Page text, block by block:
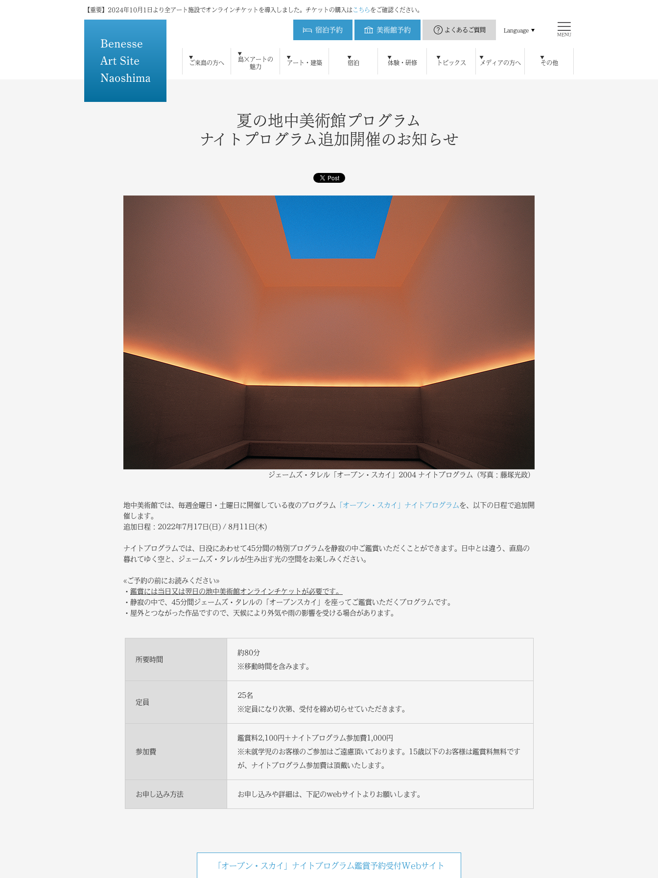
【重要】2024年10月1日より全アート施設でオンラインチケットを導入しました。チケットの購入は こちらをご確認ください。
宿泊予約 美術館予約 よくあるご質問 Language
MENU
ご来島の方へ
ご来島の方へ 初めてご来島の方へ
島×アートの
魅力
島×アートの魅力 ベネッセアートサイト直島とは
アート・建築
アート・建築 アート・建築をみる
宿泊
宿泊
ベネッセハウス
体験・研修
体験・研修 研修・教育プログラム 直島コメづくりプロジェクト
トピックス
トピックス ブログ 直島新美術館特設サイト ベネッセハウス オンラインショップ
メディアの方へ
メディアの方へ メディアの方へ プレスリリース プレスキット
その他
その他 よくある質問 お問い合わせ 採用情報
夏の地中美術館プログラム
ナイトプログラム追加開催のお知らせ
ジェームズ・タレル「オープン・スカイ」2004 ナイトプログラム（写真：藤塚光政）
地中美術館では、毎週金曜日・土曜日に開催している夜のプログラム 「オープン・スカイ」ナイトプログラムを、以下の日程で追加開
催します。
追加日程：2022年7月17日(日) / 8月11日(木)
ナイトプログラムでは、日没にあわせて45分間の特別プログラムを静寂の中ご鑑賞いただくことができます。日中とは違う、直島の
暮れてゆく空と、ジェームズ・タレルが生み出す光の空間をお楽しみください。
«ご予約の前にお読みください»
・ 鑑賞には当日又は翌日の地中美術館オンラインチケットが必要です。
・静寂の中で、45分間ジェームズ・タレルの「オープンスカイ」を座ってご鑑賞いただくプログラムです。
・屋外とつながった作品ですので、天候により外気や雨の影響を受ける場合があります。
所要時間
約80分
※移動時間を含みます。
定員
25名
※定員になり次第、受付を締め切らせていただきます。
参加費
鑑賞料2,100円＋ナイトプログラム参加費1,000円
※未就学児のお客様のご参加はご遠慮頂いております。15歳以下のお客様は鑑賞料無料です
が、ナイトプログラム参加費は頂戴いたします。
お申し込み方法 お申し込みや詳細は、下記のwebサイトよりお願いします。
「オープン・スカイ」ナイトプログラム鑑賞予約受付Webサイト